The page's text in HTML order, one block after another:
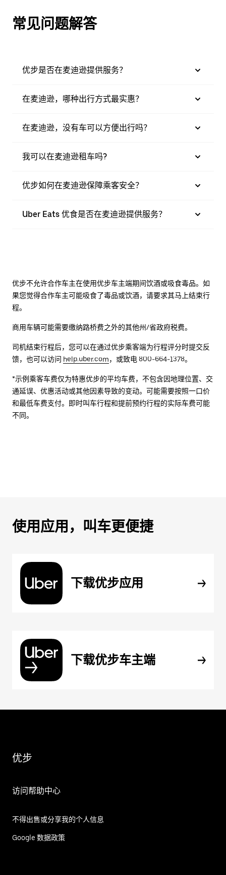
常见问题解答
优步是否在麦迪逊提供服务？
在麦迪逊，哪种出行方式最实惠？
在麦迪逊，没有车可以方便出行吗？
我可以在麦迪逊租车吗?
优步如何在麦迪逊保障乘客安全？
Uber Eats 优食是否在麦迪逊提供服务？
优步不允许合作车主在使用优步车主端期间饮酒或吸食毒品。如
果您觉得合作车主可能吸食了毒品或饮酒，请要求其马上结束行
程。
商用车辆可能需要缴纳路桥费之外的其他州/省政府税费。
司机结束行程后，您可以在通过优步乘客端为行程评分时提交反
馈，也可以访问 help.uber.com，或致电 800-664-1378。
*示例乘客车费仅为特惠优步的平均车费，不包含因地理位置、交
通延误、优惠活动或其他因素导致的变动。可能需要按照一口价
和最低车费支付。即时叫车行程和提前预约行程的实际车费可能
不同。
使用应用，叫车更便捷
下载优步应用
下载优步车主端
优步
访问帮助中心
不得出售或分享我的个人信息
Google 数据政策